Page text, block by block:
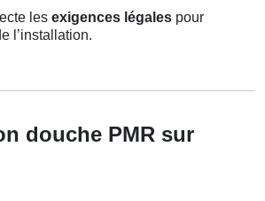
les exigences légales pour
l’installation.
douche PMR sur